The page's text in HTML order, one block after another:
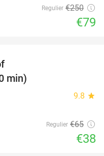
Regulier €250
€79
min)
9.8 star
Regulier €65
€38